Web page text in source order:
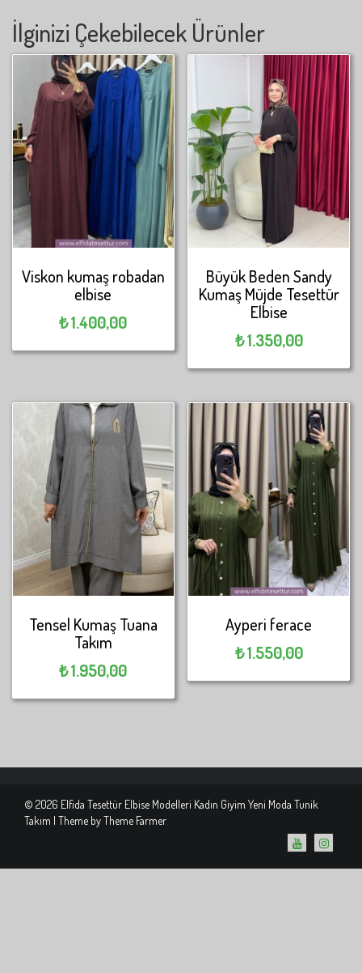
İlginizi Çekebilecek Ürünler
Viskon kumaş robadan
elbise
₺1.400,00
Büyük Beden Sandy
Kumaş Müjde Tesettür
Elbise
₺1.350,00
Tensel Kumaş Tuana
Takım
₺1.950,00
Ayperi ferace
₺1.550,00
© 2026 Elfida Tesettür Elbise Modelleri Kadın Giyim Yeni Moda Tunik
Takım | Theme byTheme Farmer